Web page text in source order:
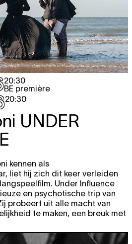
20:30
BE première
20:30
UNDER
kennen als
liet hij zich dit keer verleiden
Under Influence
en psychotische trip van
probeert uit alle macht van
te maken, een breuk met